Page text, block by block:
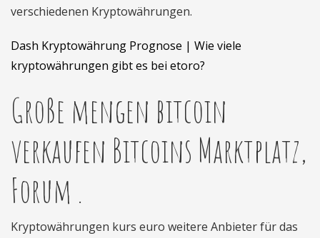
verschiedenen Kryptowährungen.
Dash Kryptowährung Prognose | Wie viele
kryptowährungen gibt es bei etoro?
Große mengen bitcoin
verkaufen Bitcoins Marktplatz,
Forum .
Kryptowährungen kurs euro weitere Anbieter für das